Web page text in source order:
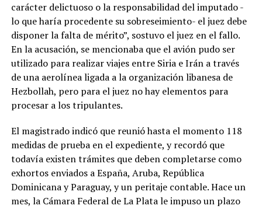
carácter delictuoso o la responsabilidad del imputado -
lo que haría procedente su sobreseimiento- el juez debe
disponer la falta de mérito”, sostuvo el juez en el fallo.
En la acusación, se mencionaba que el avión pudo ser
utilizado para realizar viajes entre Siria e Irán a través
de una aerolínea ligada a la organización libanesa de
Hezbollah, pero para el juez no hay elementos para
procesar a los tripulantes.
El magistrado indicó que reunió hasta el momento 118
medidas de prueba en el expediente, y recordó que
todavía existen trámites que deben completarse como
exhortos enviados a España, Aruba, República
Dominicana y Paraguay, y un peritaje contable. Hace un
mes, la Cámara Federal de La Plata le impuso un plazo